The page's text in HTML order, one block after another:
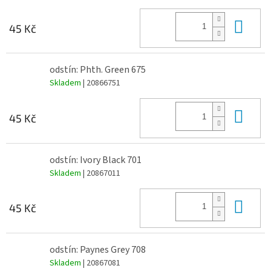
45 Kč
odstín: Phth. Green 675
Skladem | 20866751
45 Kč
odstín: Ivory Black 701
Skladem | 20867011
45 Kč
odstín: Paynes Grey 708
Skladem | 20867081